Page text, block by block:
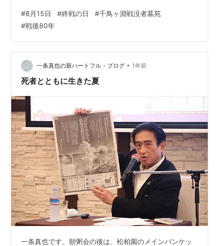
名前が分からないため遺族に引き渡すことのできない遺
骨、すなわち身元不明の「無名戦士」や民間人の遺骨が
納められています。 こちらは、誰もが自由に参拝できま
す。 ＜＜千鳥ヶ淵戦没者墓苑への行き方＞＞ 九段下駅か
ら徒歩15分程度住所：千代田区三番町２ 千鳥ヶ淵に眠る
方々・・亡くなられた…
#8月15日 #終戦の日 #千鳥ヶ淵戦没者墓苑
#戦後80年
一条真也の新ハートフル・ブログ • 1年前
死者とともに生きた夏
一条真也です。朝粥会の後は、松柏園のメインバンケッ